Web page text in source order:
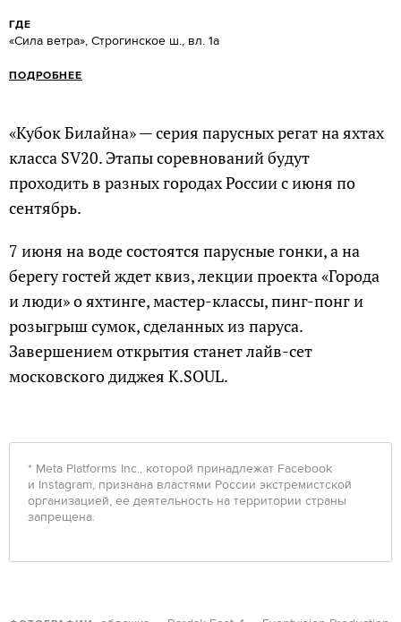
ГДЕ
«Сила ветра», Строгинское ш., вл. 1а
ПОДРОБНЕЕ
«Кубок Билайна» — серия парусных регат на яхтах
класса SV20. Этапы соревнований будут
проходить в разных городах России с июня по
сентябрь.
7 июня на воде состоятся парусные гонки, а на
берегу гостей ждет квиз, лекции проекта «Города
и люди» о яхтинге, мастер-классы, пинг-понг и
розыгрыш сумок, сделанных из паруса.
Завершением открытия станет лайв-сет
московского диджея K.SOUL.
* Meta Platforms Inc., которой принадлежат Facebook
и Instagram, признана властями России экстремистской
организацией, ее деятельность на территории страны
запрещена.